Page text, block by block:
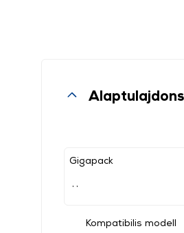
Gigapack
Kompatibilis modell